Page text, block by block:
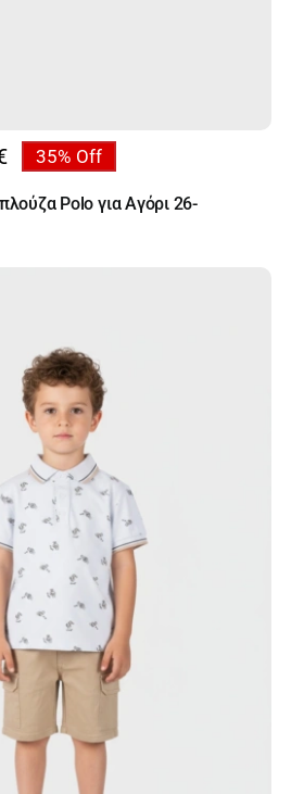
35% Off
Polo για Αγόρι 26-